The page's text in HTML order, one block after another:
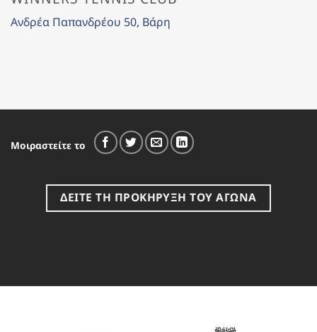
Ανδρέα Παπανδρέου 50, Βάρη
Μοιραστείτε το
ΔΕΙΤΕ ΤΗ ΠΡΟΚΗΡΥΞΗ ΤΟΥ ΑΓΩΝΑ